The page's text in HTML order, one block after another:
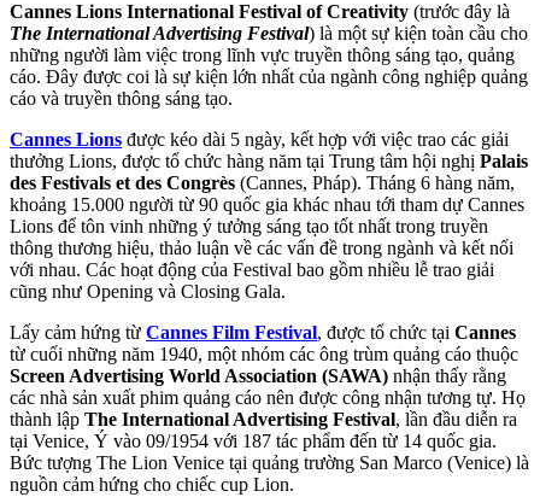
Cannes Lions International Festival of Creativity (trước đây là
The International Advertising Festival) là một sự kiện toàn cầu cho
những người làm việc trong lĩnh vực truyền thông sáng tạo, quảng
cáo. Đây được coi là sự kiện lớn nhất của ngành công nghiệp quảng
cáo và truyền thông sáng tạo.
Cannes Lions được kéo dài 5 ngày, kết hợp với việc trao các giải
thưởng Lions, được tổ chức hàng năm tại Trung tâm hội nghị Palais
des Festivals et des Congrès (Cannes, Pháp). Tháng 6 hàng năm,
khoảng 15.000 người từ 90 quốc gia khác nhau tới tham dự Cannes
Lions để tôn vinh những ý tưởng sáng tạo tốt nhất trong truyền
thông thương hiệu, thảo luận về các vấn đề trong ngành và kết nối
với nhau. Các hoạt động của Festival bao gồm nhiều lễ trao giải
cũng như Opening và Closing Gala.
Lấy cảm hứng từ Cannes Film Festival, được tổ chức tại Cannes
từ cuối những năm 1940, một nhóm các ông trùm quảng cáo thuộc
Screen Advertising World Association (SAWA) nhận thấy rằng
các nhà sản xuất phim quảng cáo nên được công nhận tương tự. Họ
thành lập The International Advertising Festival, lần đầu diễn ra
tại Venice, Ý vào 09/1954 với 187 tác phẩm đến từ 14 quốc gia.
Bức tượng The Lion Venice tại quảng trường San Marco (Venice) là
nguồn cảm hứng cho chiếc cup Lion.